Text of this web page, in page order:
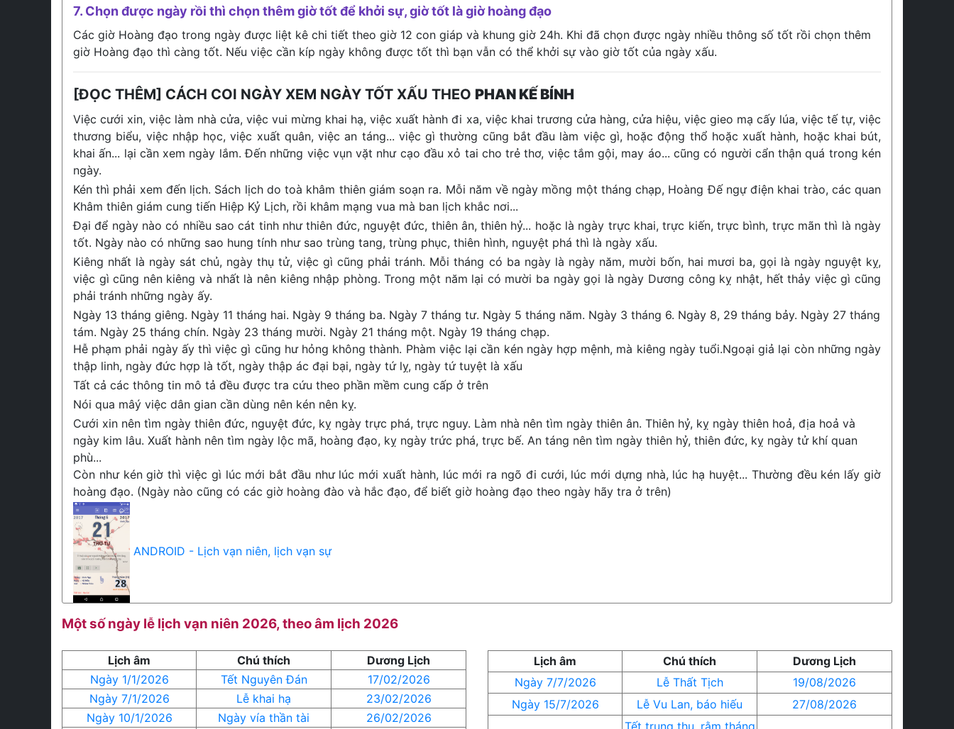
7. Chọn được ngày rồi thì chọn thêm giờ tốt để khởi sự, giờ tốt là giờ hoàng đạo
Các giờ Hoàng đạo trong ngày được liệt kê chi tiết theo giờ 12 con giáp và khung giờ 24h. Khi đã chọn được ngày nhiều thông số tốt rồi chọn thêm
giờ Hoàng đạo thì càng tốt. Nếu việc cần kíp ngày không được tốt thì bạn vẫn có thể khởi sự vào giờ tốt của ngày xấu.
[ĐỌC THÊM] CÁCH COI NGÀY XEM NGÀY TỐT XẤU THEO PHAN KẾ BÍNH
Việc cưới xin, việc làm nhà cửa, việc vui mừng khai hạ, việc xuất hành đi xa, việc khai trương cửa hàng, cửa hiệu, việc gieo mạ cấy lúa, việc tế tự, việc
thương biểu, việc nhập học, việc xuất quân, việc an táng... việc gì thường cũng bắt đầu làm việc gì, hoặc động thổ hoặc xuất hành, hoặc khai bút,
khai ấn... lại cần xem ngày lắm. Đến những việc vụn vặt như cạo đầu xỏ tai cho trẻ thơ, việc tắm gội, may áo... cũng có người cẩn thận quá trong kén
ngày.
Kén thì phải xem đến lịch. Sách lịch do toà khâm thiên giám soạn ra. Mỗi năm về ngày mồng một tháng chạp, Hoàng Đế ngự điện khai trào, các quan
Khâm thiên giám cung tiến Hiệp Kỷ Lịch, rồi khâm mạng vua mà ban lịch khắc nơi...
Đại để ngày nào có nhiều sao cát tinh như thiên đức, nguyệt đức, thiên ân, thiên hỷ... hoặc là ngày trực khai, trực kiến, trực bình, trực mãn thì là ngày
tốt. Ngày nào có những sao hung tính như sao trùng tang, trùng phục, thiên hình, nguyệt phá thì là ngày xấu.
Kiêng nhất là ngày sát chủ, ngày thụ tử, việc gì cũng phải tránh. Mỗi tháng có ba ngày là ngày năm, mười bốn, hai mươi ba, gọi là ngày nguyệt kỵ,
việc gì cũng nên kiêng và nhất là nên kiêng nhập phòng. Trong một năm lại có mười ba ngày gọi là ngày Dương công kỵ nhật, hết thảy việc gì cũng
phải tránh những ngày ấy.
Ngày 13 tháng giêng. Ngày 11 tháng hai. Ngày 9 tháng ba. Ngày 7 tháng tư. Ngày 5 tháng năm. Ngày 3 tháng 6. Ngày 8, 29 tháng bảy. Ngày 27 tháng
tám. Ngày 25 tháng chín. Ngày 23 tháng mười. Ngày 21 tháng một. Ngày 19 tháng chạp.
Hễ phạm phải ngày ấy thì việc gì cũng hư hỏng không thành. Phàm việc lại cần kén ngày hợp mệnh, mà kiêng ngày tuổi.Ngoại giả lại còn những ngày
thập linh, ngày đức hợp là tốt, ngày thập ác đại bại, ngày tứ lỵ, ngày tứ tuyệt là xấu
Tất cả các thông tin mô tả đều được tra cứu theo phần mềm cung cấp ở trên
Nói qua mâý việc dân gian cần dùng nên kén nên kỵ.
Cưới xin nên tìm ngày thiên đức, nguyệt đức, kỵ ngày trực phá, trực nguy. Làm nhà nên tìm ngày thiên ân. Thiên hỷ, kỵ ngày thiên hoả, địa hoả và
ngày kim lâu. Xuất hành nên tìm ngày lộc mã, hoàng đạo, kỵ ngày trức phá, trực bế. An táng nên tìm ngày thiên hỷ, thiên đức, kỵ ngày tử khí quan
phù...
Còn như kén giờ thì việc gì lúc mới bắt đầu như lúc mới xuất hành, lúc mới ra ngõ đi cưới, lúc mới dựng nhà, lúc hạ huyệt... Thường đều kén lấy giờ
hoàng đạo. (Ngày nào cũng có các giờ hoàng đào và hắc đạo, để biết giờ hoàng đạo theo ngày hãy tra ở trên)
ANDROID - Lịch vạn niên, lịch vạn sự
Một số ngày lễ lịch vạn niên 2026, theo âm lịch 2026
Lịch âm Chú thích
Dương Lịch
Ngày 1/1/2026
Tết Nguyên Đán
17/02/2026
Ngày 7/1/2026
Lễ khai hạ
23/02/2026
Ngày 10/1/2026
Ngày vía thần tài 26/02/2026
Lịch âm Chú thích
Dương Lịch
Ngày 7/7/2026
Lễ Thất Tịch
19/08/2026
Ngày 15/7/2026
Lễ Vu Lan, báo hiếu 27/08/2026
Tết trung thu, rằm tháng